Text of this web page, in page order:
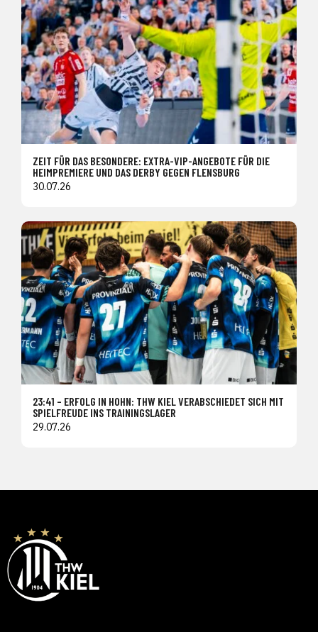
ZEIT FÜR DAS BESONDERE: EXTRA-VIP-ANGEBOTE FÜR DIE
HEIMPREMIERE UND DAS DERBY GEGEN FLENSBURG
30.07.26
23:41 – ERFOLG IN HOHN: THW KIEL VERABSCHIEDET SICH MIT
SPIELFREUDE INS TRAININGSLAGER
29.07.26